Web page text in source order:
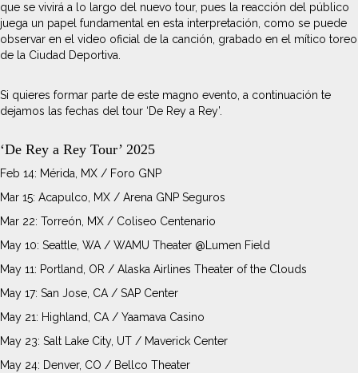
que se vivirá a lo largo del nuevo tour, pues la reacción del público
juega un papel fundamental en esta interpretación, como se puede
observar en el video oficial de la canción, grabado en el mítico toreo
de la Ciudad Deportiva.
Si quieres formar parte de este magno evento, a continuación te
dejamos las fechas del tour ‘De Rey a Rey’.
‘De Rey a Rey Tour’ 2025
Feb 14: Mérida, MX / Foro GNP
Mar 15: Acapulco, MX / Arena GNP Seguros
Mar 22: Torreón, MX / Coliseo Centenario
May 10: Seattle, WA / WAMU Theater @Lumen Field
May 11: Portland, OR / Alaska Airlines Theater of the Clouds
May 17: San Jose, CA / SAP Center
May 21: Highland, CA / Yaamava Casino
May 23: Salt Lake City, UT / Maverick Center
May 24: Denver, CO / Bellco Theater